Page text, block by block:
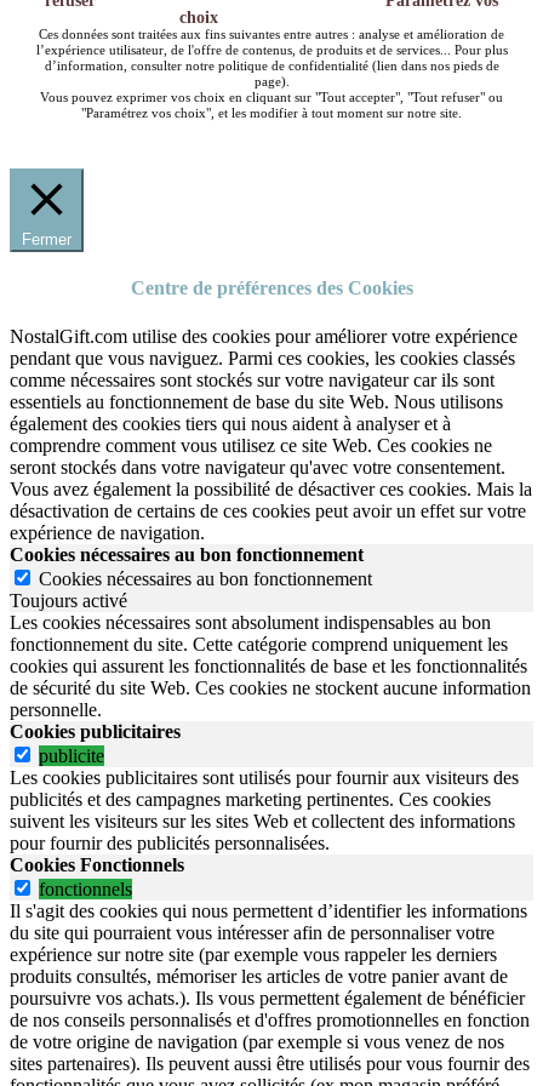
choix
Ces données sont traitées aux fins suivantes entre autres : analyse et amélioration de
l’expérience utilisateur, de l'offre de contenus, de produits et de services... Pour plus
d’information, consulter notre politique de confidentialité (lien dans nos pieds de
page).
Vous pouvez exprimer vos choix en cliquant sur "Tout accepter", "Tout refuser" ou
"Paramétrez vos choix", et les modifier à tout moment sur notre site.
Fermer
Centre de préférences des Cookies
NostalGift.com utilise des cookies pour améliorer votre expérience
pendant que vous naviguez. Parmi ces cookies, les cookies classés
comme nécessaires sont stockés sur votre navigateur car ils sont
essentiels au fonctionnement de base du site Web. Nous utilisons
également des cookies tiers qui nous aident à analyser et à
comprendre comment vous utilisez ce site Web. Ces cookies ne
seront stockés dans votre navigateur qu'avec votre consentement.
Vous avez également la possibilité de désactiver ces cookies. Mais la
désactivation de certains de ces cookies peut avoir un effet sur votre
expérience de navigation.
Cookies nécessaires au bon fonctionnement
Cookies nécessaires au bon fonctionnement
Toujours activé
Les cookies nécessaires sont absolument indispensables au bon
fonctionnement du site. Cette catégorie comprend uniquement les
cookies qui assurent les fonctionnalités de base et les fonctionnalités
de sécurité du site Web. Ces cookies ne stockent aucune information
personnelle.
Cookies publicitaires
publicite
Les cookies publicitaires sont utilisés pour fournir aux visiteurs des
publicités et des campagnes marketing pertinentes. Ces cookies
suivent les visiteurs sur les sites Web et collectent des informations
pour fournir des publicités personnalisées.
Cookies Fonctionnels
fonctionnels
Il s'agit des cookies qui nous permettent d’identifier les informations
du site qui pourraient vous intéresser afin de personnaliser votre
expérience sur notre site (par exemple vous rappeler les derniers
produits consultés, mémoriser les articles de votre panier avant de
poursuivre vos achats.). Ils vous permettent également de bénéficier
de nos conseils personnalisés et d'offres promotionnelles en fonction
de votre origine de navigation (par exemple si vous venez de nos
sites partenaires). Ils peuvent aussi être utilisés pour vous fournir des